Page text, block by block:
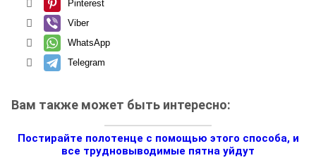
Pinterest
Viber
WhatsApp
Telegram
Вам также может быть интересно:
Постирайте полотенце с помощью этого способа, и
все трудновыводимые пятна уйдут